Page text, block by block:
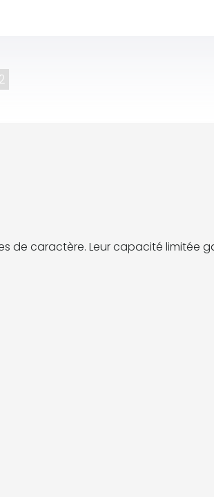
2
de caractère. Leur capacité limitée